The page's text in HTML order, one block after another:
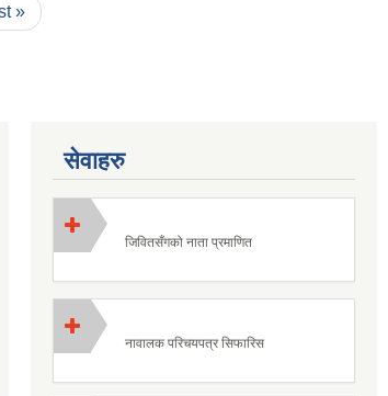
»
सेवाहरु
जिवितसँगको नाता प्रमाणित
नावालक परिचयपत्र सिफारिस